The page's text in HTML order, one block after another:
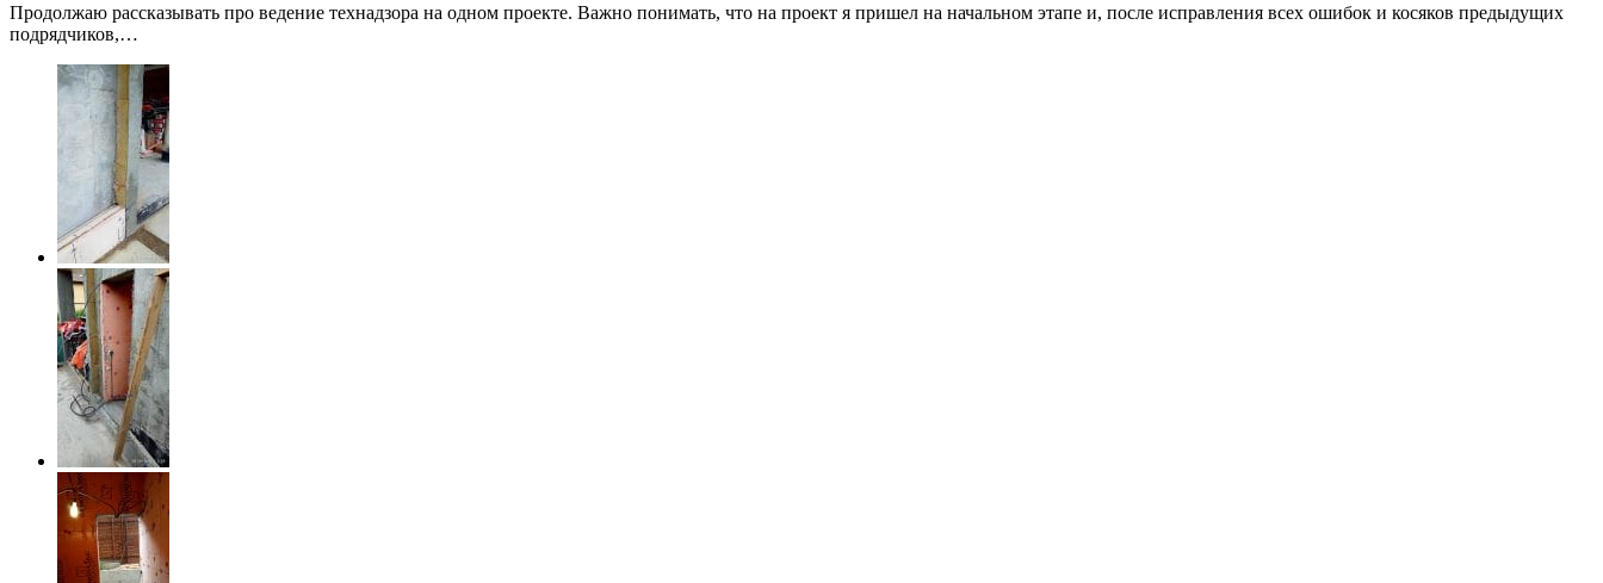
Продолжаю рассказывать про ведение технадзора на одном проекте. Важно понимать, что на проект я пришел на начальном этапе и, после исправления всех ошибок и косяков предыдущих
подрядчиков,…